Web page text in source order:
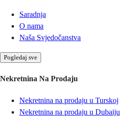
Saradnja
O nama
Naša Svjedočanstva
Pogledaj sve
Nekretnina Na Prodaju
Nekretnina na prodaju u Turskoj
Nekretnina na prodaju u Dubaiju